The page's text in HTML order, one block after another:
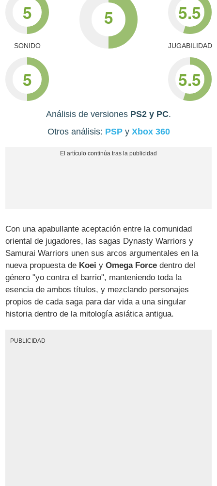
5
SONIDO
5
5 5.5
JUGABILIDAD
5.5
Análisis de versiones PS2 y PC.
Otros análisis: PSPy Xbox 360
Con una apabullante aceptación entre la comunidad
oriental de jugadores, las sagas Dynasty Warriors y
Samurai Warriors unen sus arcos argumentales en la
nueva propuesta de Koei yOmega Force dentro del
género "yo contra el barrio", manteniendo toda la
esencia de ambos títulos, y mezclando personajes
propios de cada saga para dar vida a una singular
historia dentro de la mitología asiática antigua.
PUBLICIDAD